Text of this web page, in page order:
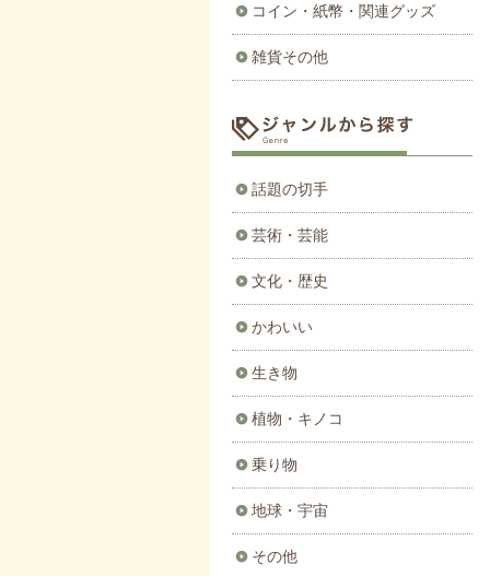
コイン・紙幣・関連グッズ
雑貨その他
話題の切手
芸術・芸能
文化・歴史
かわいい
生き物
植物・キノコ
乗り物
地球・宇宙
その他